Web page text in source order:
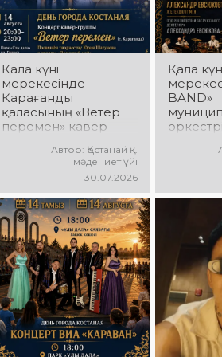
қуатты ырғақ пен
мерекелік көңіл күй
күтеді!
Қала күні
мерекесінде —
Қарағанды
қаласының «Ветер
перемен» кавер-
«Ұлы Дала»
саябағында Юрий
Шатунов пен
«Ласковый май»
тобының
шығармашылығына
арналған концерт
өтеді! Сіздерді көпшілік
сүйіп тыңдайтын
әндер, жылы
естеліктер мен
ерекше музыкалық
атмосфера күтеді!
Автор: Қостанай қ.
мәдениет үйі
30.07.2026
Қала
BAND»
«BIG
өтеді!
еңбек